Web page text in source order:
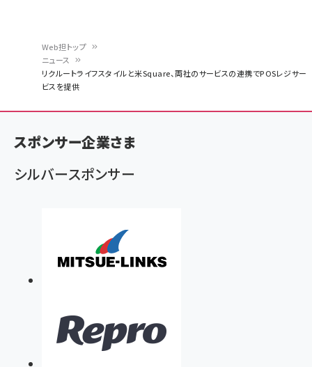
く
ず
Web担トップ
ニュース
リクルートライフスタイルと米Square、両社のサービスの連携でPOSレジサー
ビスを提供
スポンサー企業さま
シルバースポンサー